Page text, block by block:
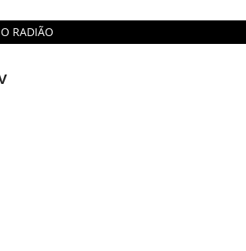
O RADIÃO